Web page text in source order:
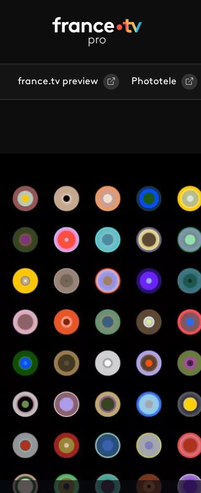
france.tv preview Phototele